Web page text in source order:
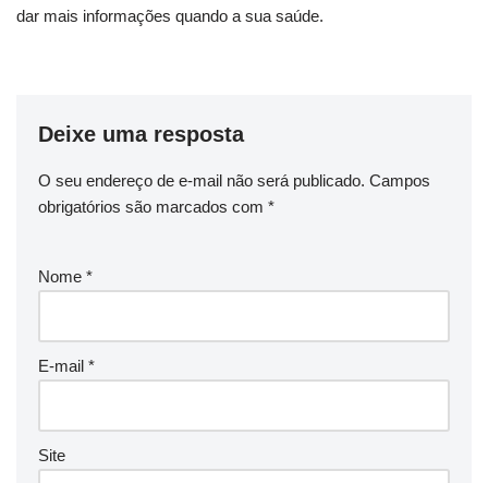
dar mais informações quando a sua saúde.
Deixe uma resposta
O seu endereço de e-mail não será publicado. Campos
obrigatórios são marcados com *
Nome *
E-mail *
Site